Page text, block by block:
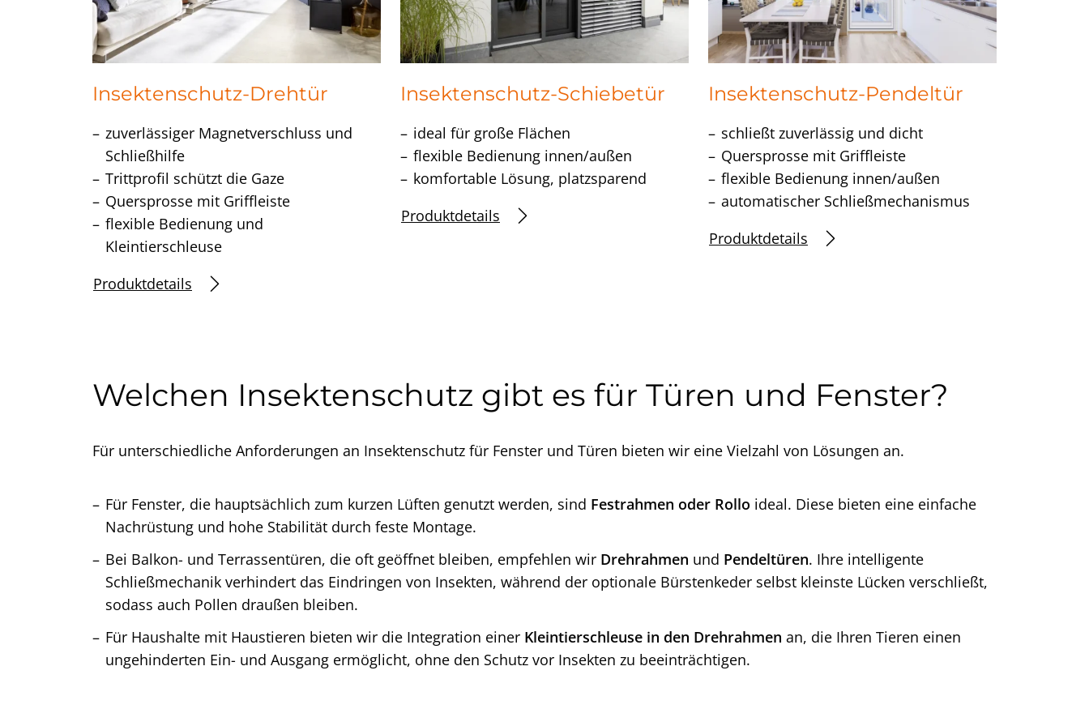
w
h
Insektenschutz-Drehtür
zuverlässiger Magnetverschluss und
Schließhilfe
Trittprofil schützt die Gaze
Quersprosse mit Griffleiste
flexible Bedienung und
Kleintierschleuse
Produktdetails
Insektenschutz-Schiebetür
ideal für große Flächen
flexible Bedienung innen/außen
komfortable Lösung, platzsparend
Produktdetails
Insektenschutz-Pendeltür
schließt zuverlässig und dicht
Quersprosse mit Griffleiste
flexible Bedienung innen/außen
automatischer Schließmechanismus
Produktdetails
Welchen Insektenschutz gibt es für Türen und Fenster?
Für unterschiedliche Anforderungen an Insektenschutz für Fenster und Türen bieten wir eine Vielzahl von Lösungen an.
Für Fenster, die hauptsächlich zum kurzen Lüften genutzt werden, sind Festrahmen oder Rollo ideal. Diese bieten eine einfache
Nachrüstung und hohe Stabilität durch feste Montage.
Bei Balkon- und Terrassentüren, die oft geöffnet bleiben, empfehlen wir Drehrahmen und Pendeltüren. Ihre intelligente
Schließmechanik verhindert das Eindringen von Insekten, während der optionale Bürstenkeder selbst kleinste Lücken verschließt,
sodass auch Pollen draußen bleiben.
Für Haushalte mit Haustieren bieten wir die Integration einer Kleintierschleuse in den Drehrahmen an, die Ihren Tieren einen
ungehinderten Ein- und Ausgang ermöglicht, ohne den Schutz vor Insekten zu beeinträchtigen.